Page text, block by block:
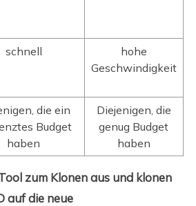
schnell
hohe
Geschwindigkeit
die ein
Budget
haben
Diejenigen, die
genug Budget
haben
zum Klonen aus und klonen
auf die neue